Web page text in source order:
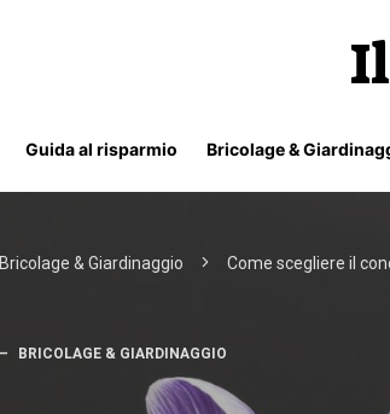
Guida al risparmio Bricolage &
Bricolage & Giardinaggio Come scegliere il
BRICOLAGE & GIARDINAGGIO